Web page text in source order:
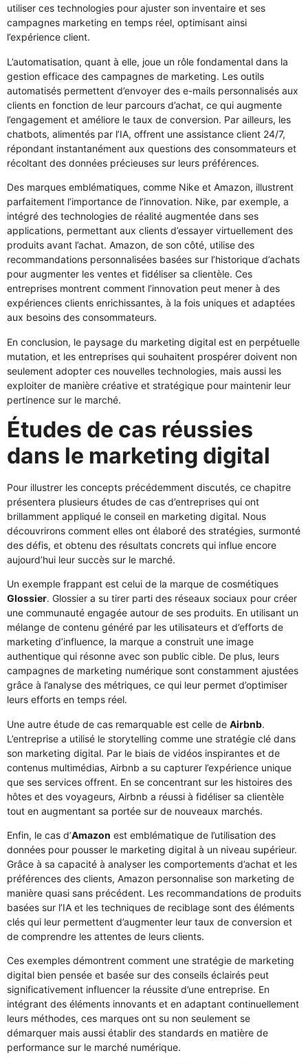
utiliser ces technologies pour ajuster son inventaire et ses
campagnes marketing en temps réel, optimisant ainsi
l’expérience client.
L’automatisation, quant à elle, joue un rôle fondamental dans la
gestion efficace des campagnes de marketing. Les outils
automatisés permettent d’envoyer des e-mails personnalisés aux
clients en fonction de leur parcours d’achat, ce qui augmente
l’engagement et améliore le taux de conversion. Par ailleurs, les
chatbots, alimentés par l’IA, offrent une assistance client 24/7,
répondant instantanément aux questions des consommateurs et
récoltant des données précieuses sur leurs préférences.
Des marques emblématiques, comme Nike et Amazon, illustrent
parfaitement l’importance de l’innovation. Nike, par exemple, a
intégré des technologies de réalité augmentée dans ses
applications, permettant aux clients d’essayer virtuellement des
produits avant l’achat. Amazon, de son côté, utilise des
recommandations personnalisées basées sur l’historique d’achats
pour augmenter les ventes et fidéliser sa clientèle. Ces
entreprises montrent comment l’innovation peut mener à des
expériences clients enrichissantes, à la fois uniques et adaptées
aux besoins des consommateurs.
En conclusion, le paysage du marketing digital est en perpétuelle
mutation, et les entreprises qui souhaitent prospérer doivent non
seulement adopter ces nouvelles technologies, mais aussi les
exploiter de manière créative et stratégique pour maintenir leur
pertinence sur le marché.
Études de cas réussies
dans le marketing digital
Pour illustrer les concepts précédemment discutés, ce chapitre
présentera plusieurs études de cas d’entreprises qui ont
brillamment appliqué le conseil en marketing digital. Nous
découvrirons comment elles ont élaboré des stratégies, surmonté
des défis, et obtenu des résultats concrets qui influe encore
aujourd’hui leur succès sur le marché.
Un exemple frappant est celui de la marque de cosmétiques
Glossier. Glossier a su tirer parti des réseaux sociaux pour créer
une communauté engagée autour de ses produits. En utilisant un
mélange de contenu généré par les utilisateurs et d’efforts de
marketing d’influence, la marque a construit une image
authentique qui résonne avec son public cible. De plus, leurs
campagnes de marketing numérique sont constamment ajustées
grâce à l’analyse des métriques, ce qui leur permet d’optimiser
leurs efforts en temps réel.
Une autre étude de cas remarquable est celle de Airbnb.
L’entreprise a utilisé le storytelling comme une stratégie clé dans
son marketing digital. Par le biais de vidéos inspirantes et de
contenus multimédias, Airbnb a su capturer l’expérience unique
que ses services offrent. En se concentrant sur les histoires des
hôtes et des voyageurs, Airbnb a réussi à fidéliser sa clientèle
tout en augmentant sa portée sur de nouveaux marchés.
Enfin, le cas d’Amazon est emblématique de l’utilisation des
données pour pousser le marketing digital à un niveau supérieur.
Grâce à sa capacité à analyser les comportements d’achat et les
préférences des clients, Amazon personnalise son marketing de
manière quasi sans précédent. Les recommandations de produits
basées sur l’IA et les techniques de reciblage sont des éléments
clés qui leur permettent d’augmenter leur taux de conversion et
de comprendre les attentes de leurs clients.
Ces exemples démontrent comment une stratégie de marketing
digital bien pensée et basée sur des conseils éclairés peut
significativement influencer la réussite d’une entreprise. En
intégrant des éléments innovants et en adaptant continuellement
leurs méthodes, ces marques ont su non seulement se
démarquer mais aussi établir des standards en matière de
performance sur le marché numérique.